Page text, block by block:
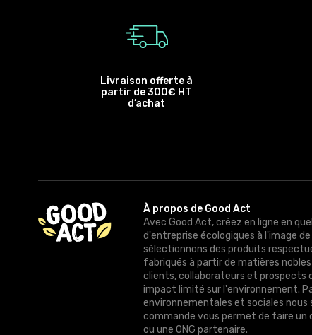
Livraison offerte à
partir de 300€ HT
d’achat
À propos de Good Act
Avec Good Act, créez en ligne en
d'entreprise écologiques à l'image
sélectionnons des produits
fabriqués à partir de matières
clients, collaborateurs et prospects
impact limité sur l'environnement.
environnementales et sociales
commande vous permet de faire un
ou une ONG partenaire.